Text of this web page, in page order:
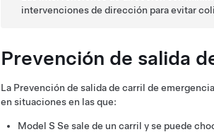
intervenciones de dirección para evitar
Prevención de salida
La Prevención de salida de carril de
en situaciones en las que:
Model S Se sale de un carril y se puede